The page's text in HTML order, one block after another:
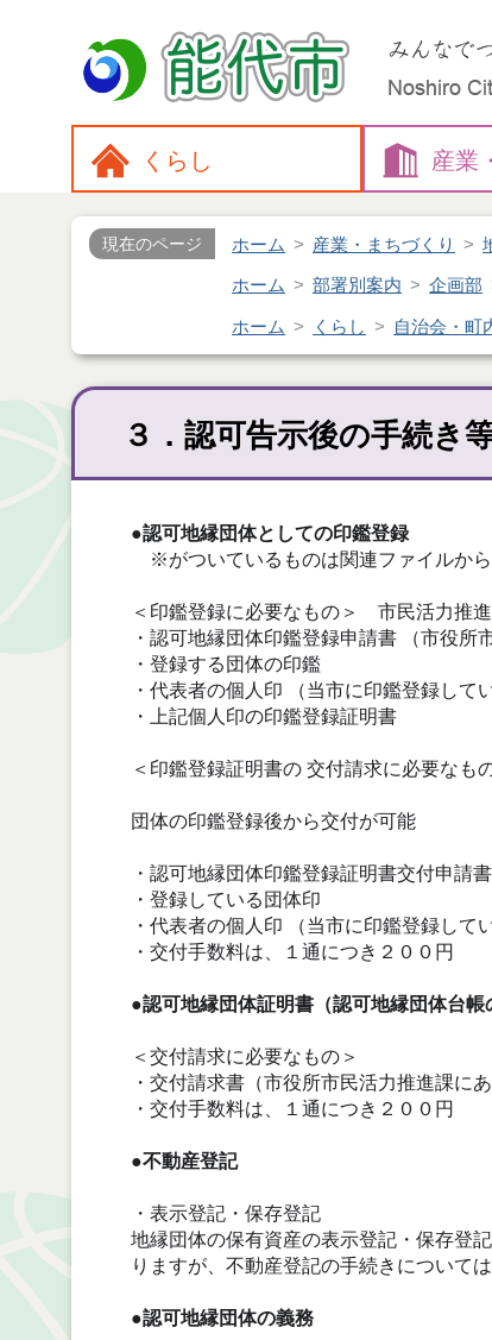
くらし 産業・
現在のページ ホーム 産業・まちづくり
ホーム 部署別案内 企画部
ホーム くらし 自治会・町
３．認可告示後の手続き
●認可地縁団体としての印鑑登録
※がついているものは関連ファイルか
＜印鑑登録に必要なもの＞ 市民活力推
・認可地縁団体印鑑登録申請書 （市役
・登録する団体の印鑑
・代表者の個人印 （当市に印鑑登録して
・上記個人印の印鑑登録証明書
＜印鑑登録証明書の 交付請求に必要なも
団体の印鑑登録後から交付が可能
・認可地縁団体印鑑登録証明書交付申
・登録している団体印
・代表者の個人印 （当市に印鑑登録して
・交付手数料は、１通につき２００円
●認可地縁団体証明書（認可地縁団体台帳
＜交付請求に必要なもの＞
・交付請求書（市役所市民活力推進課
・交付手数料は、１通につき２００円
●不動産登記
・表示登記・保存登記
地縁団体の保有資産の表示登記・保存登
りますが、不動産登記の手続きについて
●認可地縁団体の義務